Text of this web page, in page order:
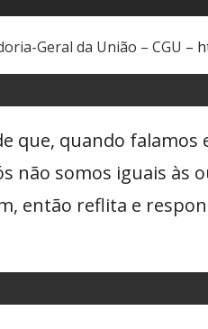
Geral da União – CGU –
que, quando
não somos iguais às
então reflita e